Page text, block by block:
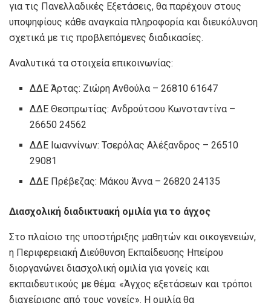
για τις Πανελλαδικές Εξετάσεις, θα παρέχουν στους
υποψηφίους κάθε αναγκαία πληροφορία και διευκόλυνση
σχετικά με τις προβλεπόμενες διαδικασίες.
Αναλυτικά τα στοιχεία επικοινωνίας:
ΔΔΕ Άρτας: Ζιώρη Ανθούλα – 26810 61647
ΔΔΕ Θεσπρωτίας: Ανδρούτσου Κωνσταντίνα –
26650 24562
ΔΔΕ Ιωαννίνων: Τσερόλας Αλέξανδρος – 26510
29081
ΔΔΕ Πρέβεζας: Μάκου Άννα – 26820 24135
Διασχολική διαδικτυακή ομιλία για το άγχος
Στο πλαίσιο της υποστήριξης μαθητών και οικογενειών,
η Περιφερειακή Διεύθυνση Εκπαίδευσης Ηπείρου
διοργανώνει διασχολική ομιλία για γονείς και
εκπαιδευτικούς με θέμα: «Άγχος εξετάσεων και τρόποι
διαχείρισης από τους γονείς». Η ομιλία θα